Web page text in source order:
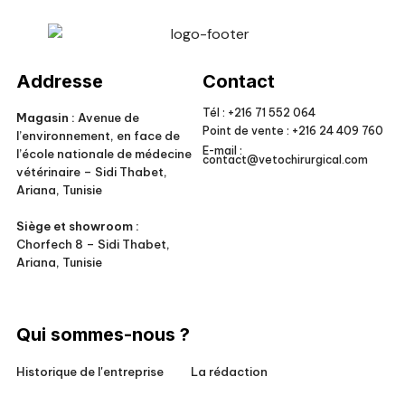
Addresse
Magasin : Avenue de
l’environnement, en face de
l’école nationale de médecine
vétérinaire – Sidi Thabet,
Ariana, Tunisie
Siège et showroom :
Chorfech 8 – Sidi Thabet,
Ariana, Tunisie
Contact
Tél : +216 71 552 064
Point de vente : +216 24 409 760
E-mail :
contact@vetochirurgical.com
Qui sommes-nous ?
Historique de l'entreprise
La rédaction